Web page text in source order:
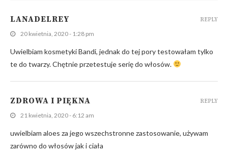
LANADELREY
20 kwietnia, 2020 - 1:28 pm
Uwielbiam kosmetyki Bandi, jednak do tej pory testowałam tylko
te do twarzy. Chętnie przetestuje serię do włosów.
REPLY
ZDROWA I PIĘKNA
21 kwietnia, 2020 - 6:12 am
uwielbiam aloes za jego wszechstronne zastosowanie, używam
zarówno do włosów jak i ciała
REPLY